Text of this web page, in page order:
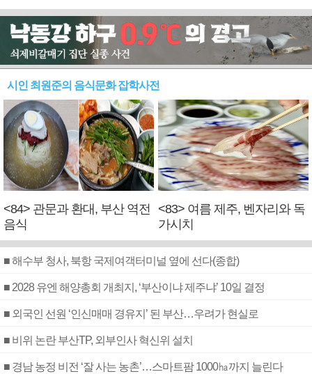
시인 최원준의 음식문화 잡학사전
<84> 관문과 환대, 부산 역전
음식
<83> 여름 제주, 벤자리와 독
가시치
■ 해수부 청사, 북항 국제여객터미널 옆에 선다(종합)
■ 2028 유엔 해양총회 개최지, ‘부산이냐 제주냐’ 10일 결정
■ 외국인 선원 ‘인신매매 경유지’ 된 부산…우려가 현실로
■ 비위 논란 부산TP, 외부인사 혁신위 설치
■ 경남 농정 비전 ‘잘 사는 농촌’…스마트팜 1000㏊까지 늘린다